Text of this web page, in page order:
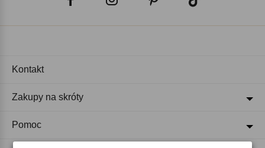
Kontakt
Zakupy na skróty
Pomoc